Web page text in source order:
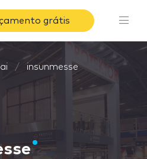
grátis
insunmesse